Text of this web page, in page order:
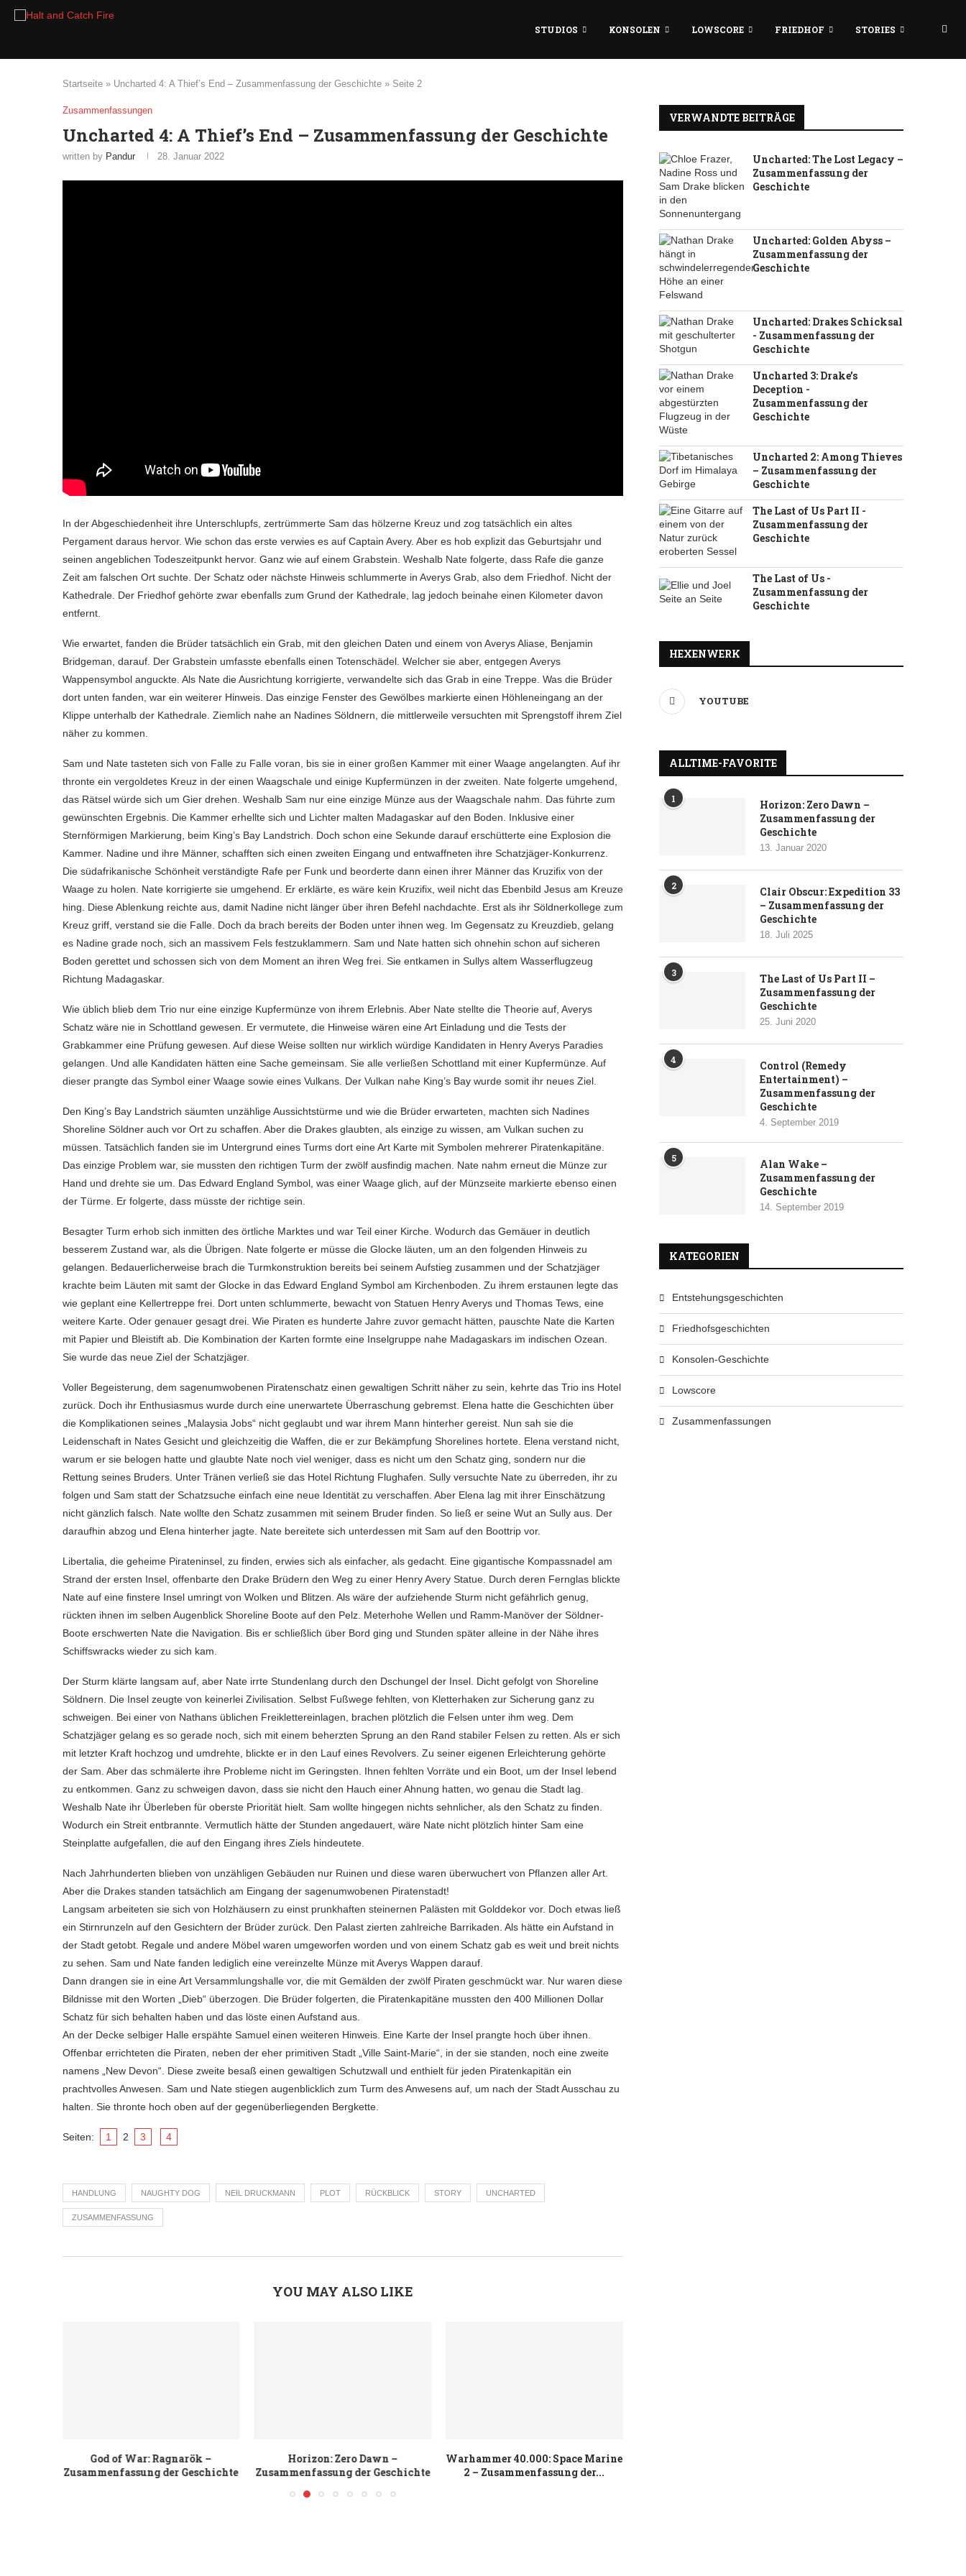
STUDIOS KONSOLEN LOWSCORE FRIEDHOF STORIES
Startseite » Uncharted 4: A Thief’s End – Zusammenfassung der Geschichte » Seite 2
Zusammenfassungen
Uncharted 4: A Thief’s End – Zusammenfassung der Geschichte
written by Pandur 28. Januar 2022
In der Abgeschiedenheit ihre Unterschlupfs, zertrümmerte Sam das hölzerne Kreuz und zog tatsächlich ein altes
Pergament daraus hervor. Wie schon das erste verwies es auf Captain Avery. Aber es hob explizit das Geburtsjahr und
seinen angeblichen Todeszeitpunkt hervor. Ganz wie auf einem Grabstein. Weshalb Nate folgerte, dass Rafe die ganze
Zeit am falschen Ort suchte. Der Schatz oder nächste Hinweis schlummerte in Averys Grab, also dem Friedhof. Nicht der
Kathedrale. Der Friedhof gehörte zwar ebenfalls zum Grund der Kathedrale, lag jedoch beinahe einen Kilometer davon
entfernt.
Wie erwartet, fanden die Brüder tatsächlich ein Grab, mit den gleichen Daten und einem von Averys Aliase, Benjamin
Bridgeman, darauf. Der Grabstein umfasste ebenfalls einen Totenschädel. Welcher sie aber, entgegen Averys
Wappensymbol anguckte. Als Nate die Ausrichtung korrigierte, verwandelte sich das Grab in eine Treppe. Was die Brüder
dort unten fanden, war ein weiterer Hinweis. Das einzige Fenster des Gewölbes markierte einen Höhleneingang an der
Klippe unterhalb der Kathedrale. Ziemlich nahe an Nadines Söldnern, die mittlerweile versuchten mit Sprengstoff ihrem Ziel
näher zu kommen.
Sam und Nate tasteten sich von Falle zu Falle voran, bis sie in einer großen Kammer mit einer Waage angelangten. Auf ihr
thronte ein vergoldetes Kreuz in der einen Waagschale und einige Kupfermünzen in der zweiten. Nate folgerte umgehend,
das Rätsel würde sich um Gier drehen. Weshalb Sam nur eine einzige Münze aus der Waagschale nahm. Das führte zum
gewünschten Ergebnis. Die Kammer erhellte sich und Lichter malten Madagaskar auf den Boden. Inklusive einer
Sternförmigen Markierung, beim King’s Bay Landstrich. Doch schon eine Sekunde darauf erschütterte eine Explosion die
Kammer. Nadine und ihre Männer, schafften sich einen zweiten Eingang und entwaffneten ihre Schatzjäger-Konkurrenz.
Die südafrikanische Schönheit verständigte Rafe per Funk und beorderte dann einen ihrer Männer das Kruzifix von der
Waage zu holen. Nate korrigierte sie umgehend. Er erklärte, es wäre kein Kruzifix, weil nicht das Ebenbild Jesus am Kreuze
hing. Diese Ablenkung reichte aus, damit Nadine nicht länger über ihren Befehl nachdachte. Erst als ihr Söldnerkollege zum
Kreuz griff, verstand sie die Falle. Doch da brach bereits der Boden unter ihnen weg. Im Gegensatz zu Kreuzdieb, gelang
es Nadine grade noch, sich an massivem Fels festzuklammern. Sam und Nate hatten sich ohnehin schon auf sicheren
Boden gerettet und schossen sich von dem Moment an ihren Weg frei. Sie entkamen in Sullys altem Wasserflugzeug
Richtung Madagaskar.
Wie üblich blieb dem Trio nur eine einzige Kupfermünze von ihrem Erlebnis. Aber Nate stellte die Theorie auf, Averys
Schatz wäre nie in Schottland gewesen. Er vermutete, die Hinweise wären eine Art Einladung und die Tests der
Grabkammer eine Prüfung gewesen. Auf diese Weise sollten nur wirklich würdige Kandidaten in Henry Averys Paradies
gelangen. Und alle Kandidaten hätten eine Sache gemeinsam. Sie alle verließen Schottland mit einer Kupfermünze. Auf
dieser prangte das Symbol einer Waage sowie eines Vulkans. Der Vulkan nahe King’s Bay wurde somit ihr neues Ziel.
Den King’s Bay Landstrich säumten unzählige Aussichtstürme und wie die Brüder erwarteten, machten sich Nadines
Shoreline Söldner auch vor Ort zu schaffen. Aber die Drakes glaubten, als einzige zu wissen, am Vulkan suchen zu
müssen. Tatsächlich fanden sie im Untergrund eines Turms dort eine Art Karte mit Symbolen mehrerer Piratenkapitäne.
Das einzige Problem war, sie mussten den richtigen Turm der zwölf ausfindig machen. Nate nahm erneut die Münze zur
Hand und drehte sie um. Das Edward England Symbol, was einer Waage glich, auf der Münzseite markierte ebenso einen
der Türme. Er folgerte, dass müsste der richtige sein.
Besagter Turm erhob sich inmitten des örtliche Marktes und war Teil einer Kirche. Wodurch das Gemäuer in deutlich
besserem Zustand war, als die Übrigen. Nate folgerte er müsse die Glocke läuten, um an den folgenden Hinweis zu
gelangen. Bedauerlicherweise brach die Turmkonstruktion bereits bei seinem Aufstieg zusammen und der Schatzjäger
krachte beim Läuten mit samt der Glocke in das Edward England Symbol am Kirchenboden. Zu ihrem erstaunen legte das
wie geplant eine Kellertreppe frei. Dort unten schlummerte, bewacht von Statuen Henry Averys und Thomas Tews, eine
weitere Karte. Oder genauer gesagt drei. Wie Piraten es hunderte Jahre zuvor gemacht hätten, pauschte Nate die Karten
mit Papier und Bleistift ab. Die Kombination der Karten formte eine Inselgruppe nahe Madagaskars im indischen Ozean.
Sie wurde das neue Ziel der Schatzjäger.
Voller Begeisterung, dem sagenumwobenen Piratenschatz einen gewaltigen Schritt näher zu sein, kehrte das Trio ins Hotel
zurück. Doch ihr Enthusiasmus wurde durch eine unerwartete Überraschung gebremst. Elena hatte die Geschichten über
die Komplikationen seines „Malaysia Jobs“ nicht geglaubt und war ihrem Mann hinterher gereist. Nun sah sie die
Leidenschaft in Nates Gesicht und gleichzeitig die Waffen, die er zur Bekämpfung Shorelines hortete. Elena verstand nicht,
warum er sie belogen hatte und glaubte Nate noch viel weniger, dass es nicht um den Schatz ging, sondern nur die
Rettung seines Bruders. Unter Tränen verließ sie das Hotel Richtung Flughafen. Sully versuchte Nate zu überreden, ihr zu
folgen und Sam statt der Schatzsuche einfach eine neue Identität zu verschaffen. Aber Elena lag mit ihrer Einschätzung
nicht gänzlich falsch. Nate wollte den Schatz zusammen mit seinem Bruder finden. So ließ er seine Wut an Sully aus. Der
daraufhin abzog und Elena hinterher jagte. Nate bereitete sich unterdessen mit Sam auf den Boottrip vor.
Libertalia, die geheime Pirateninsel, zu finden, erwies sich als einfacher, als gedacht. Eine gigantische Kompassnadel am
Strand der ersten Insel, offenbarte den Drake Brüdern den Weg zu einer Henry Avery Statue. Durch deren Fernglas blickte
Nate auf eine finstere Insel umringt von Wolken und Blitzen. Als wäre der aufziehende Sturm nicht gefährlich genug,
rückten ihnen im selben Augenblick Shoreline Boote auf den Pelz. Meterhohe Wellen und Ramm-Manöver der Söldner-
Boote erschwerten Nate die Navigation. Bis er schließlich über Bord ging und Stunden später alleine in der Nähe ihres
Schiffswracks wieder zu sich kam.
Der Sturm klärte langsam auf, aber Nate irrte Stundenlang durch den Dschungel der Insel. Dicht gefolgt von Shoreline
Söldnern. Die Insel zeugte von keinerlei Zivilisation. Selbst Fußwege fehlten, von Kletterhaken zur Sicherung ganz zu
schweigen. Bei einer von Nathans üblichen Freiklettereinlagen, brachen plötzlich die Felsen unter ihm weg. Dem
Schatzjäger gelang es so gerade noch, sich mit einem beherzten Sprung an den Rand stabiler Felsen zu retten. Als er sich
mit letzter Kraft hochzog und umdrehte, blickte er in den Lauf eines Revolvers. Zu seiner eigenen Erleichterung gehörte
der Sam. Aber das schmälerte ihre Probleme nicht im Geringsten. Ihnen fehlten Vorräte und ein Boot, um der Insel lebend
zu entkommen. Ganz zu schweigen davon, dass sie nicht den Hauch einer Ahnung hatten, wo genau die Stadt lag.
Weshalb Nate ihr Überleben für oberste Priorität hielt. Sam wollte hingegen nichts sehnlicher, als den Schatz zu finden.
Wodurch ein Streit entbrannte. Vermutlich hätte der Stunden angedauert, wäre Nate nicht plötzlich hinter Sam eine
Steinplatte aufgefallen, die auf den Eingang ihres Ziels hindeutete.
Nach Jahrhunderten blieben von unzähligen Gebäuden nur Ruinen und diese waren überwuchert von Pflanzen aller Art.
Aber die Drakes standen tatsächlich am Eingang der sagenumwobenen Piratenstadt!
Langsam arbeiteten sie sich von Holzhäusern zu einst prunkhaften steinernen Palästen mit Golddekor vor. Doch etwas ließ
ein Stirnrunzeln auf den Gesichtern der Brüder zurück. Den Palast zierten zahlreiche Barrikaden. Als hätte ein Aufstand in
der Stadt getobt. Regale und andere Möbel waren umgeworfen worden und von einem Schatz gab es weit und breit nichts
zu sehen. Sam und Nate fanden lediglich eine vereinzelte Münze mit Averys Wappen darauf.
Dann drangen sie in eine Art Versammlungshalle vor, die mit Gemälden der zwölf Piraten geschmückt war. Nur waren diese
Bildnisse mit den Worten „Dieb“ überzogen. Die Brüder folgerten, die Piratenkapitäne mussten den 400 Millionen Dollar
Schatz für sich behalten haben und das löste einen Aufstand aus.
An der Decke selbiger Halle erspähte Samuel einen weiteren Hinweis. Eine Karte der Insel prangte hoch über ihnen.
Offenbar errichteten die Piraten, neben der eher primitiven Stadt „Ville Saint-Marie“, in der sie standen, noch eine zweite
namens „New Devon“. Diese zweite besaß einen gewaltigen Schutzwall und enthielt für jeden Piratenkapitän ein
prachtvolles Anwesen. Sam und Nate stiegen augenblicklich zum Turm des Anwesens auf, um nach der Stadt Ausschau zu
halten. Sie thronte hoch oben auf der gegenüberliegenden Bergkette.
Seiten: 1 2 3 4
HANDLUNG NAUGHTY DOG NEIL DRUCKMANN PLOT RÜCKBLICK STORY UNCHARTED
ZUSAMMENFASSUNG
YOU MAY ALSO LIKE
God of War: Ragnarök –
Zusammenfassung der Geschichte
Horizon: Zero Dawn –
Zusammenfassung der Geschichte
Warhammer 40.000: Space Marine
2 – Zusammenfassung der...
VERWANDTE BEITRÄGE
Uncharted: The Lost Legacy –
Zusammenfassung der
Geschichte
Uncharted: Golden Abyss –
Zusammenfassung der
Geschichte
Uncharted: Drakes Schicksal
- Zusammenfassung der
Geschichte
Uncharted 3: Drake’s
Deception -
Zusammenfassung der
Geschichte
Uncharted 2: Among Thieves
– Zusammenfassung der
Geschichte
The Last of Us Part II -
Zusammenfassung der
Geschichte
The Last of Us -
Zusammenfassung der
Geschichte
HEXENWERK
YOUTUBE
ALLTIME-FAVORITE
1
Horizon: Zero Dawn –
Zusammenfassung der
Geschichte
13. Januar 2020
2
Clair Obscur: Expedition 33
– Zusammenfassung der
Geschichte
18. Juli 2025
3
The Last of Us Part II –
Zusammenfassung der
Geschichte
25. Juni 2020
4
Control (Remedy
Entertainment) –
Zusammenfassung der
Geschichte
4. September 2019
5
Alan Wake –
Zusammenfassung der
Geschichte
14. September 2019
KATEGORIEN
Entstehungsgeschichten
Friedhofsgeschichten
Konsolen-Geschichte
Lowscore
Zusammenfassungen